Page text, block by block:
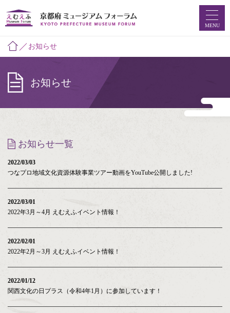
ミュージアムマップ
えむえふコラム
MENU
お知らせ
お知らせ
お知らせ一覧
2022/03/03
つなプロ地域文化資源体験事業ツアー動画をYouTube公開しました!
2022/03/01
2022年3月～4月 えむえふイベント情報！
2022/02/01
2022年2月～3月 えむえふイベント情報！
2022/01/12
関西文化の日プラス（令和4年1月）に参加しています！